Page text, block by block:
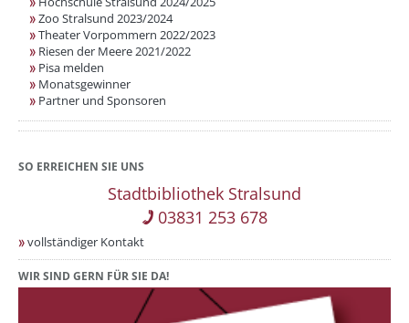
Zoo Stralsund 2023/2024
Theater Vorpommern 2022/2023
Riesen der Meere 2021/2022
Pisa melden
Monatsgewinner
Partner und Sponsoren
SO ERREICHEN SIE UNS
Stadtbibliothek Stralsund
03831 253 678
vollständiger Kontakt
WIR SIND GERN FÜR SIE DA!